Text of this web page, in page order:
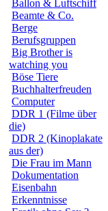
Ballon & Luftschiff
Beamte & Co.
Berge
Berufsgruppen
Big Brother is
watching you
Böse Tiere
Buchhalterfreuden
Computer
DDR 1 (Filme über
die)
DDR 2 (Kinoplakate
aus der)
Die Frau im Mann
Dokumentation
Eisenbahn
Erkenntnisse